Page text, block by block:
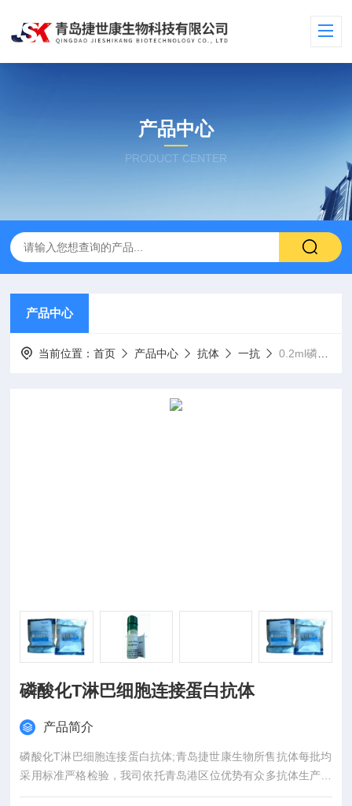
产品中心
PRODUCT CENTER
产品中心
当前位置：首页 产品中心 抗体 一抗 0.2ml磷酸化T淋巴细胞连接蛋白抗体
磷酸化T淋巴细胞连接蛋白抗体
产品简介
磷酸化T淋巴细胞连接蛋白抗体;青岛捷世康生物所售抗体每批均
采用标准严格检验，我司依托青岛港区位优势有众多抗体生产公
司建立良好的合作关系，产品质量放心可靠。为解除老师报账上